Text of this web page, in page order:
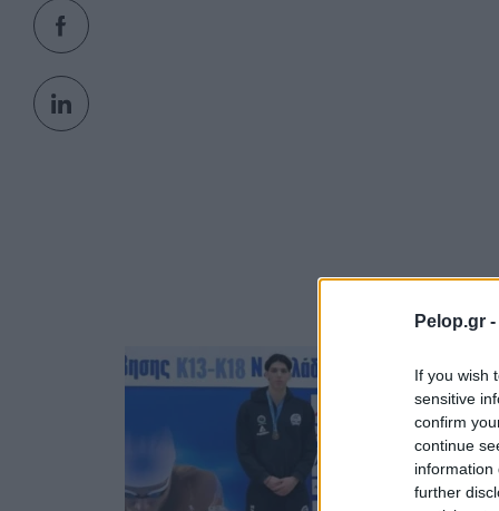
Pelop.gr -
If you wish
sensitive
confirm
continue
information
further